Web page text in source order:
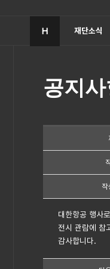
H 재단소식
공지
작
대한항공 행사
전시 관람에 참
감사합니다.